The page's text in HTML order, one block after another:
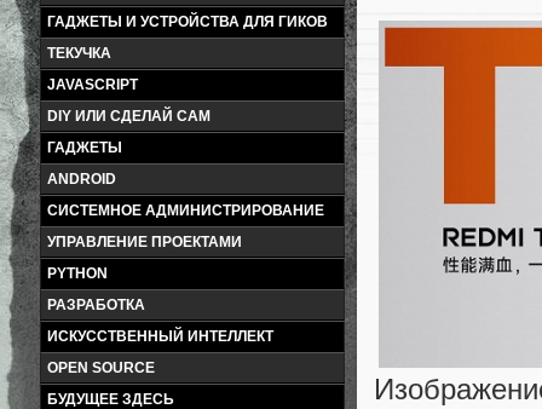
ГАДЖЕТЫ И УСТРОЙСТВА ДЛЯ ГИКОВ
ТЕКУЧКА
JAVASCRIPT
DIY ИЛИ СДЕЛАЙ САМ
ГАДЖЕТЫ
ANDROID
СИСТЕМНОЕ АДМИНИСТРИРОВАНИЕ
УПРАВЛЕНИЕ ПРОЕКТАМИ
PYTHON
РАЗРАБОТКА
ИСКУССТВЕННЫЙ ИНТЕЛЛЕКТ
OPEN SOURCE
БУДУЩЕЕ ЗДЕСЬ